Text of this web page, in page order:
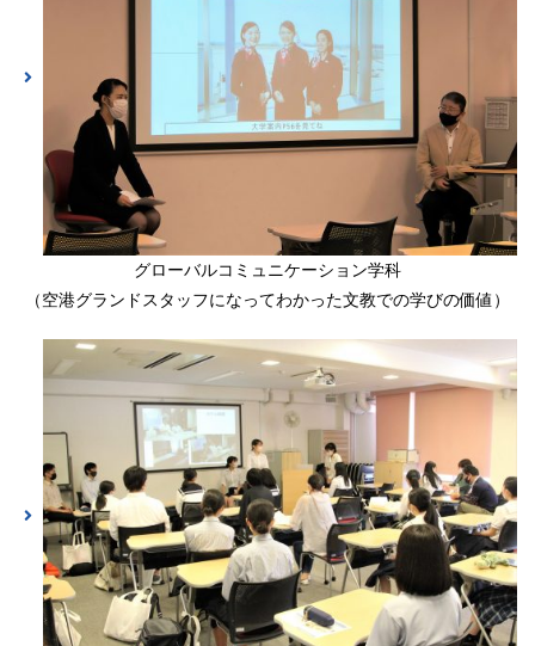
グローバルコミュニケーション学科
（空港グランドスタッフになってわかった文教での学びの価値）